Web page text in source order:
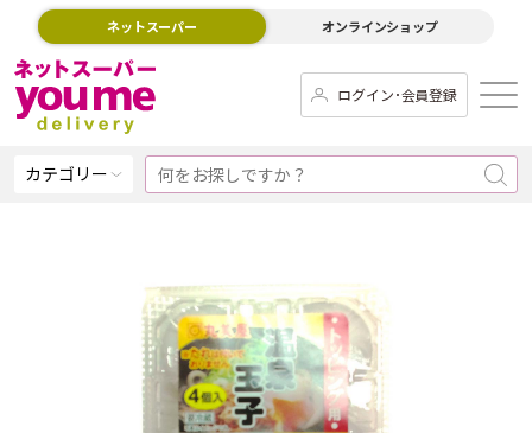
ネットスーパー オンラインショップ
ログイン･会員登録
カテゴリー